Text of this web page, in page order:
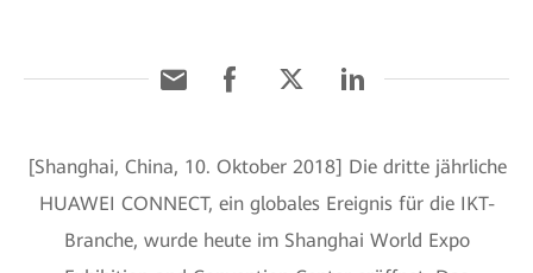
[Shanghai, China, 10. Oktober 2018] Die dritte jährliche
HUAWEI CONNECT, ein globales Ereignis für die IKT-
Branche, wurde heute im Shanghai World Expo